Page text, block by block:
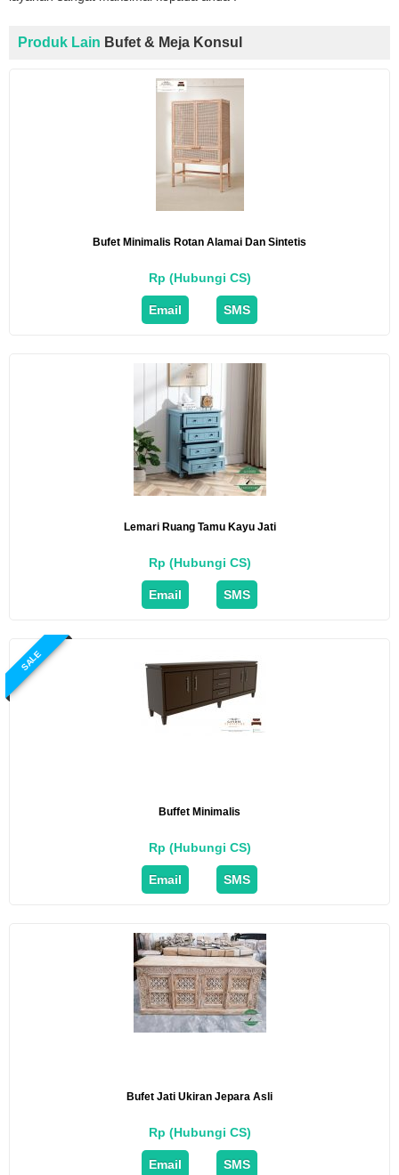
Produk Lain Bufet & Meja Konsul
Bufet Minimalis Rotan Alamai Dan Sintetis
Rp (Hubungi CS)
Email SMS
Lemari Ruang Tamu Kayu Jati
Rp (Hubungi CS)
Email SMS
SALE
Buffet Minimalis
Rp (Hubungi CS)
Email SMS
Bufet Jati Ukiran Jepara Asli
Rp (Hubungi CS)
Email SMS